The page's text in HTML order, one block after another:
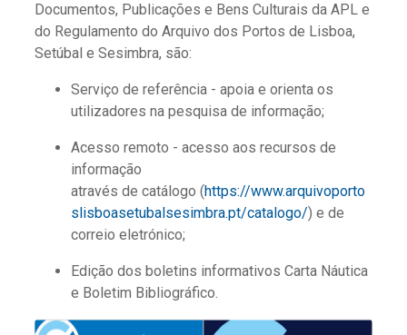
Documentos, Publicações e Bens Culturais da APL e
do Regulamento do Arquivo dos Portos de Lisboa,
Setúbal e Sesimbra, são:
Serviço de referência - apoia e orienta os
utilizadores na pesquisa de informação;
Acesso remoto - acesso aos recursos de
informação
através de catálogo (https://www.arquivoporto
slisboasetubalsesimbra.pt/catalogo/) e de
correio eletrónico;
Edição dos boletins informativos Carta Náutica
e Boletim Bibliográfico.